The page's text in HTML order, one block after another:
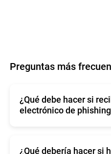
Preguntas más
¿Qué debe hacer si
electrónico de
Compruebe la identidad
¿Qué debería hacer si